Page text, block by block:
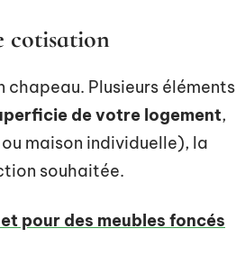
cotisation
chapeau. Plusieurs éléments
de votre logement,
maison individuelle), la
souhaitée.
pour des meubles foncés